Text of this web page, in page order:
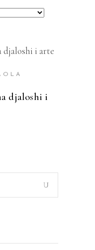
djaloshi i